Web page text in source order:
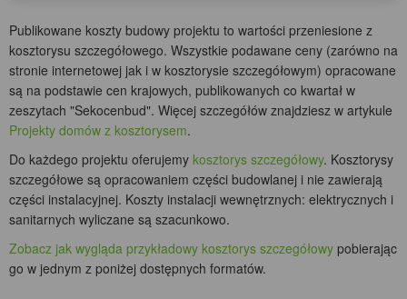
Publikowane koszty budowy projektu to wartości przeniesione z
kosztorysu szczegółowego. Wszystkie podawane ceny (zarówno na
stronie internetowej jak i w kosztorysie szczegółowym) opracowane
są na podstawie cen krajowych, publikowanych co kwartał w
zeszytach "Sekocenbud". Więcej szczegółów znajdziesz w artykule
Projekty domów z kosztorysem.
Do każdego projektu oferujemy kosztorys szczegółowy. Kosztorysy
szczegółowe są opracowaniem części budowlanej i nie zawierają
części instalacyjnej. Koszty instalacji wewnętrznych: elektrycznych i
sanitarnych wyliczane są szacunkowo.
Zobacz jak wygląda przykładowy kosztorys szczegółowy pobierając
go w jednym z poniżej dostępnych formatów.